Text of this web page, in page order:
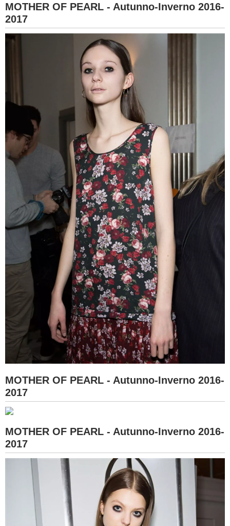
MOTHER OF PEARL - Autunno-Inverno 2016-
2017
MOTHER OF PEARL - Autunno-Inverno 2016-
2017
MOTHER OF PEARL - Autunno-Inverno 2016-
2017